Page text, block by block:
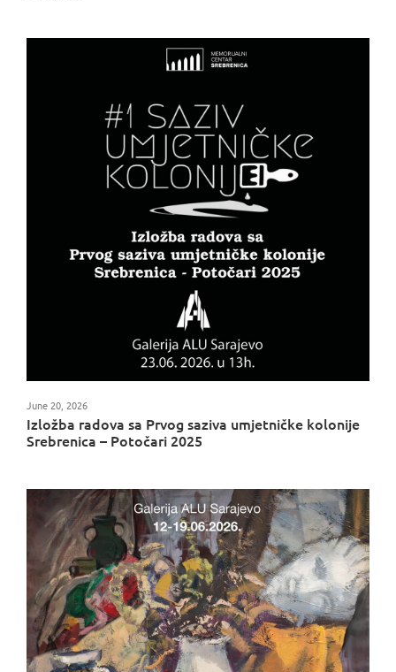
Izložba radova sa Prvog saziva umjetničke kolonije
Srebrenica – Potočari 2025
June 20, 2026